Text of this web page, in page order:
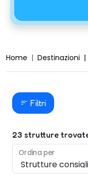
Home Destinazioni
Filtri
23 strutture
Ordina per